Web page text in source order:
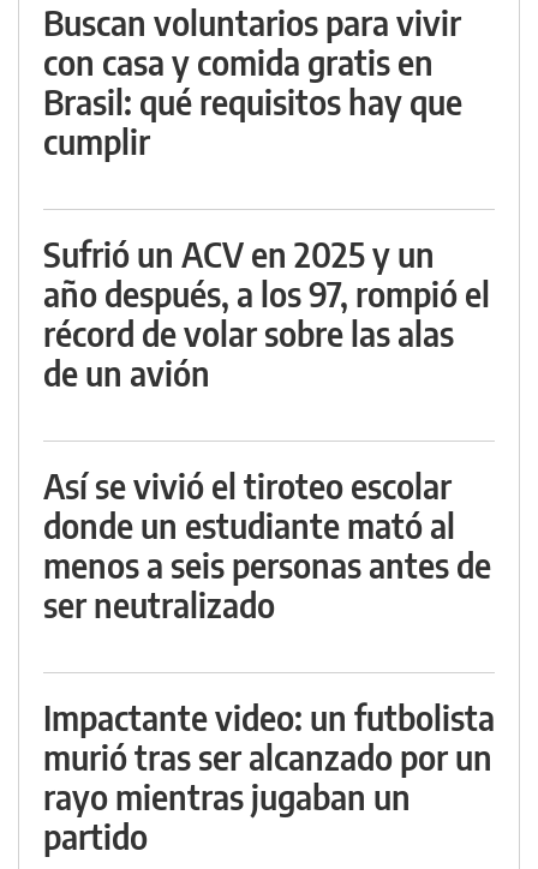
Buscan voluntarios para vivir
con casa y comida gratis en
Brasil: qué requisitos hay que
cumplir
Sufrió un ACV en 2025 y un
año después, a los 97, rompió el
récord de volar sobre las alas
de un avión
Así se vivió el tiroteo escolar
donde un estudiante mató al
menos a seis personas antes de
ser neutralizado
Impactante video: un futbolista
murió tras ser alcanzado por un
rayo mientras jugaban un
partido